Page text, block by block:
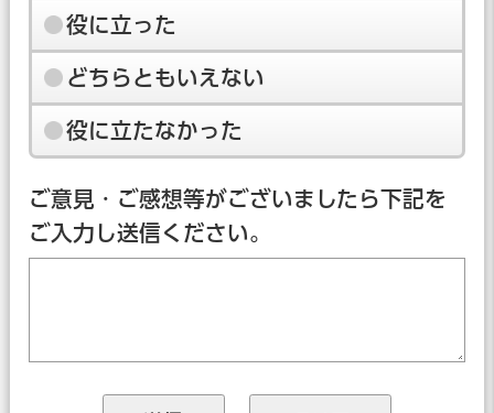
役に立った
どちらともいえない
役に立たなかった
ご意見・ご感想等がございましたら下記を
ご入力し送信ください。